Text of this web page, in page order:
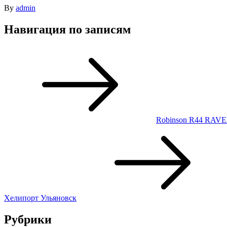
By admin
Навигация по записям
Robinson R44
Хелипорт Ульяновск
Рубрики